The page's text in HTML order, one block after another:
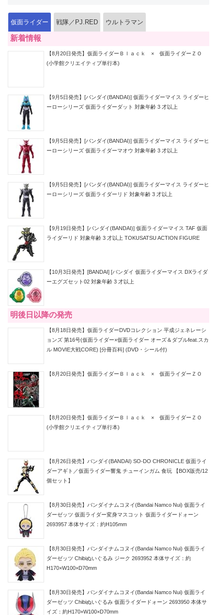
仮面ライダー 戦隊／PJ.RED ウルトラマン
新着情報
【8月20日発売】仮面ライダーＢｌａｃｋ × 仮面ライダーＺＯ
(小学館クリエイティブ単行本)
【9月5日発売】[バンダイ(BANDAI)] 仮面ライダーマイス ライダーヒ
ーローシリーズ 仮面ライダーダット 対象年齢 3 才以上
【9月5日発売】[バンダイ(BANDAI)] 仮面ライダーマイス ライダーヒ
ーローシリーズ 仮面ライダーマオウ 対象年齢 3 才以上
【9月5日発売】[バンダイ(BANDAI)] 仮面ライダーマイス ライダーヒ
ーローシリーズ 仮面ライダーリド 対象年齢 3 才以上
【9月19日発売】[バンダイ(BANDAI)] 仮面ライダーマイス TAF 仮面
ライダーリド 対象年齢 3 才以上 TOKUSATSU ACTION FIGURE
【10月3日発売】[BANDAI] [バンダイ 仮面ライダーマイス DXライダ
ーエグズセット02 対象年齢 3 才以上
明後日以降の発売
【8月18日発売】仮面ライダーDVDコレクション 平成ジェネレーシ
ョンズ 第16号(仮面ライダー×仮面ライダー オーズ＆ダブルfeat.スカ
ル MOVIE大戦CORE) [分冊百科] (DVD・シール付)
【8月20日発売】仮面ライダーＢｌａｃｋ × 仮面ライダーＺＯ
【8月20日発売】仮面ライダーＢｌａｃｋ × 仮面ライダーＺＯ
(小学館クリエイティブ単行本)
【8月26日発売】バンダイ(BANDAI) SO-DO CHRONICLE 仮面ライ
ダーアギト／仮面ライダー響鬼 チューインガム 食玩 【BOX販売/12
個セット】
【8月30日発売】バンダイナムコヌイ(Bandai Namco Nui) 仮面ライ
ダーゼッツ 仮面ライダー変身マスコット 仮面ライダードォーン
2693957 本体サイズ：約H105mm
【8月30日発売】バンダイナムコヌイ(Bandai Namco Nui) 仮面ライ
ダーゼッツ Chibiぬいぐるみ ジーク 2693952 本体サイズ：約
H170×W100×D70mm
【8月30日発売】バンダイナムコヌイ(Bandai Namco Nui) 仮面ライ
ダーゼッツ Chibiぬいぐるみ 仮面ライダードォーン 2693950 本体サ
イズ：約H170×W100×D70mm